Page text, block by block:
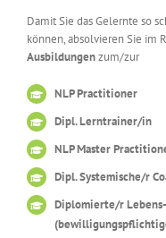
Damit Sie das Gelernte so
können, absolvieren Sie im
Ausbildungenzum/zur
NLP Practitioner
Dipl. Lerntrainer/in
NLP Master
Dipl. Systemische/r
Diplomierte/r